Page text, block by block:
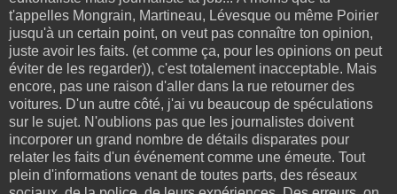
t'appelles Mongrain, Martineau, Lévesque ou même Poirier
jusqu'à un certain point, on veut pas connaître ton opinion,
juste avoir les faits. (et comme ça, pour les opinions on peut
éviter de les regarder)), c'est totalement inacceptable. Mais
encore, pas une raison d'aller dans la rue retourner des
voitures. D'un autre côté, j'ai vu beaucoup de spéculations
sur le sujet. N'oublions pas que les journalistes doivent
incorporer un grand nombre de détails disparates pour
relater les faits d'un événement comme une émeute. Tout
plein d'informations venant de toutes parts, des réseaux